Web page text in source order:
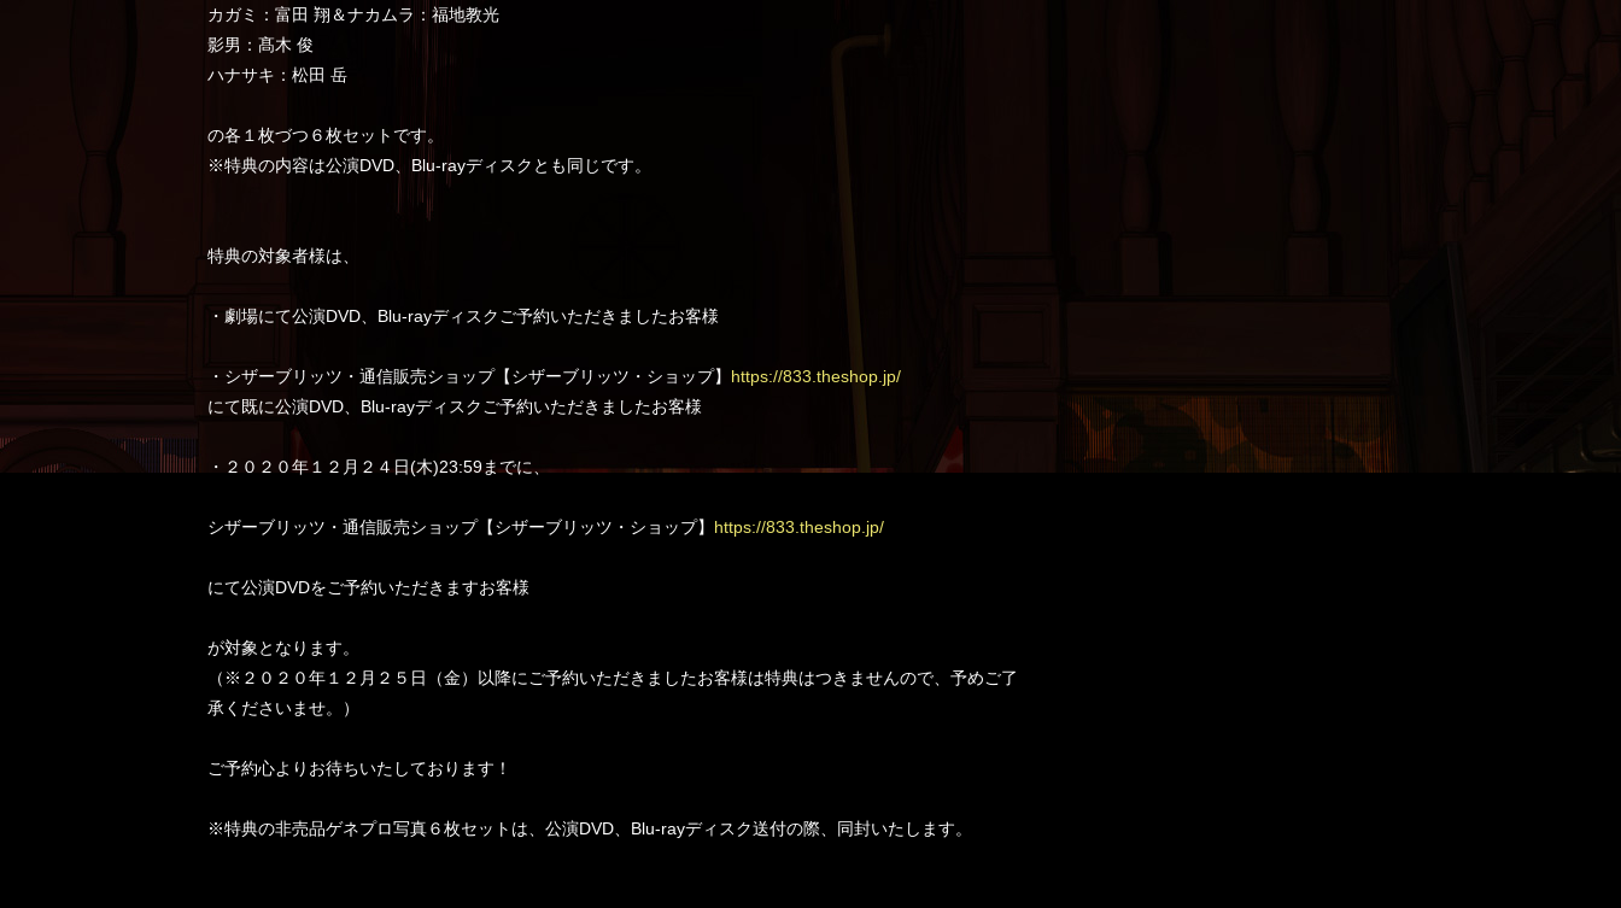
カガミ：富田 翔＆ナカムラ：福地教光
影男：髙木 俊
ハナサキ：松田 岳
の各１枚づつ６枚セットです。
※特典の内容は公演DVD、Blu-rayディスクとも同じです。
特典の対象者様は、
・劇場にて公演DVD、Blu-rayディスクご予約いただきましたお客様
・シザーブリッツ・通信販売ショップ【シザーブリッツ・ショップ】 https://833.theshop.jp/
にて既に公演DVD、Blu-rayディスクご予約いただきましたお客様
・２０２０年１２月２４日(木)23:59までに、
シザーブリッツ・通信販売ショップ【シザーブリッツ・ショップ】 https://833.theshop.jp/
にて公演DVDをご予約いただきますお客様
が対象となります。
（※２０２０年１２月２５日（金）以降にご予約いただきましたお客様は特典はつきませんので、予めご了
承くださいませ。）
ご予約心よりお待ちいたしております！
※特典の非売品ゲネプロ写真６枚セットは、公演DVD、Blu-rayディスク送付の際、同封いたします。